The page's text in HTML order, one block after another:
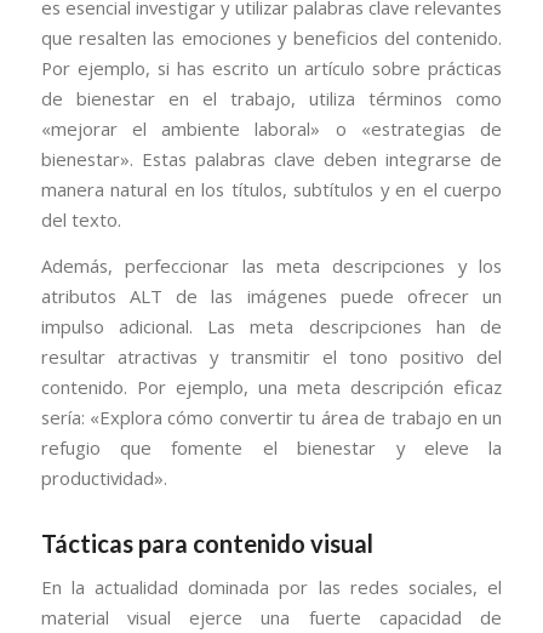
es esencial investigar y utilizar palabras clave relevantes
que resalten las emociones y beneficios del contenido.
Por ejemplo, si has escrito un artículo sobre prácticas
de bienestar en el trabajo, utiliza términos como
«mejorar el ambiente laboral» o «estrategias de
bienestar». Estas palabras clave deben integrarse de
manera natural en los títulos, subtítulos y en el cuerpo
del texto.
Además, perfeccionar las meta descripciones y los
atributos ALT de las imágenes puede ofrecer un
impulso adicional. Las meta descripciones han de
resultar atractivas y transmitir el tono positivo del
contenido. Por ejemplo, una meta descripción eficaz
sería: «Explora cómo convertir tu área de trabajo en un
refugio que fomente el bienestar y eleve la
productividad».
Tácticas para contenido visual
En la actualidad dominada por las redes sociales, el
material visual ejerce una fuerte capacidad de